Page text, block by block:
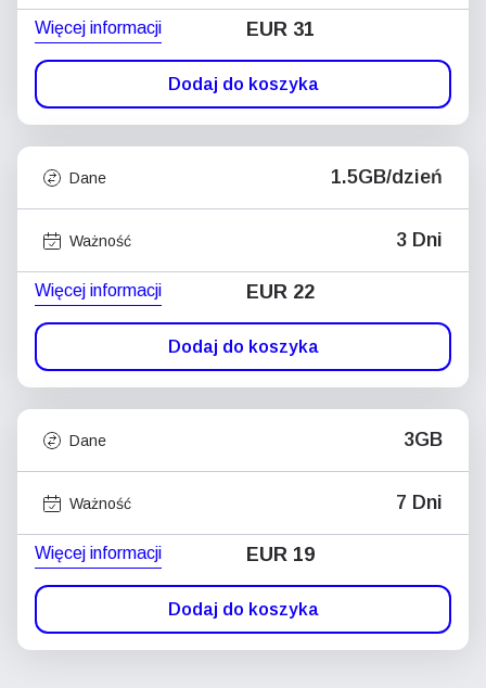
Więcej informacji EUR 31
Dodaj do koszyka
Dane 1.5GB/dzień
Ważność 3 Dni
Więcej informacji EUR 22
Dodaj do koszyka
Dane 3GB
Ważność 7 Dni
Więcej informacji EUR 19
Dodaj do koszyka